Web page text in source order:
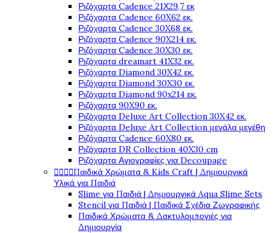
Ριζόχαρτα Cadence 21Χ29,7 εκ
Ριζόχαρτα Cadence 60X62 εκ.
Ριζόχαρτα Cadence 30X68 εκ.
Ριζόχαρτα Cadence 90X214 εκ.
Ριζόχαρτα Cadence 30X30 εκ.
Ριζόχαρτα dreamart 41X32 εκ.
Ριζόχαρτα Diamond 30X42 εκ.
Ριζόχαρτα Diamond 30X30 εκ.
Ριζόχαρτα Diamond 90x214 εκ.
Ριζόχαρτα 90X90 εκ.
Ριζόχαρτα Deluxe Art Collection 30X42 εκ.
Ριζόχαρτα Deluxe Art Collection μεγάλα μεγέθη
Ριζόχαρτα Cadence 60X80 εκ.
Ριζόχαρτα DR Collection 40X30 cm
Ριζόχαρτα Αγιογραφίες για Decoupage
Παιδικά Χρώματα & Kids Craft | Δημιουργικά
Υλικά για Παιδιά
Slime για Παιδιά | Δημιουργικά Aqua Slime Sets
Stencil για Παιδιά | Παιδικά Σχέδια Ζωγραφικής
Παιδικά Χρώματα & Δακτυλομπογιές για
Δημιουργία